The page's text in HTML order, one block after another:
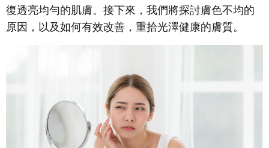
復透亮均勻的肌膚。接下來，我們將探討膚色不均的
原因，以及如何有效改善，重拾光澤健康的膚質。